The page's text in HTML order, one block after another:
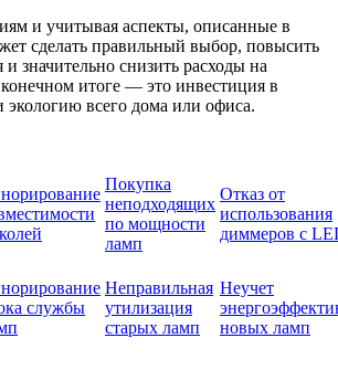
и учитывая аспекты, описанные в
сделать правильный выбор, повысить
и значительно снизить расходы на
итоге — это инвестиция в
экологию всего дома или офиса.
Покупка
неподходящих
по мощности
ламп
Отказ от
использования
диммеров с
службы
Неправильная
утилизация
старых ламп
Неучет
новых ламп